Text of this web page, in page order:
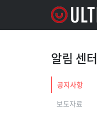
알림 센터
공지사항
보도자료